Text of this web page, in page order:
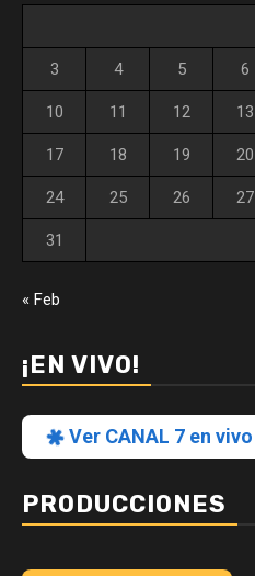
3 4 5 6
10 11 12 13
17 18 19 20
24 25 26 27
31
« Feb
¡EN VIVO!
Ver CANAL 7 en vivo
PRODUCCIONES